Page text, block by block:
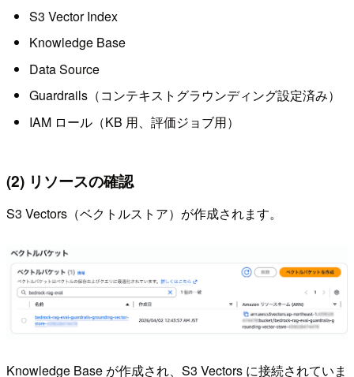
S3 Vector Index
Knowledge Base
Data Source
Guardrails（コンテキストグラウンディング設定済み）
IAM ロール（KB 用、評価ジョブ用）
(2) リソースの確認
S3 Vectors（ベクトルストア）が作成されます。
Knowledge Base が作成され、S3 Vectors に接続されていま